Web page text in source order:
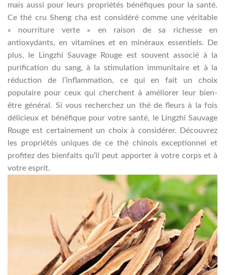
mais aussi pour leurs propriétés bénéfiques pour la santé.
Ce thé cru Sheng cha est considéré comme une véritable
« nourriture verte » en raison de sa richesse en
antioxydants, en vitamines et en minéraux essentiels. De
plus, le Lingzhi Sauvage Rouge est souvent associé à la
purification du sang, à la stimulation immunitaire et à la
réduction de l’inflammation, ce qui en fait un choix
populaire pour ceux qui cherchent à améliorer leur bien-
être général. Si vous recherchez un thé de fleurs à la fois
délicieux et bénéfique pour votre santé, le Lingzhi Sauvage
Rouge est certainement un choix à considérer. Découvrez
les propriétés uniques de ce thé chinois exceptionnel et
profitez des bienfaits qu’il peut apporter à votre corps et à
votre esprit.